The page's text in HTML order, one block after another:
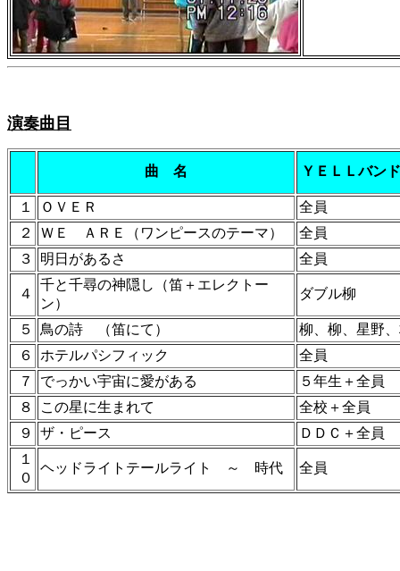
演奏曲目
曲 名 ＹＥＬＬバン
１ ＯＶＥＲ
全員
２
ＷＥ ＡＲＥ（ワンピースのテーマ）
全員
３
明日があるさ 全員
４
千と千尋の神隠し（笛＋エレクトー
ン）
ダブル柳
５ 鳥の詩 （笛にて）
柳、柳、星野
６
ホテルパシフィック
全員
７
でっかい宇宙に愛がある
５年生＋全員
８
この星に生まれて
全校＋全員
９
ザ・ピース
ＤＤＣ＋全員
１
０
ヘッドライトテールライト ～ 時代 全員